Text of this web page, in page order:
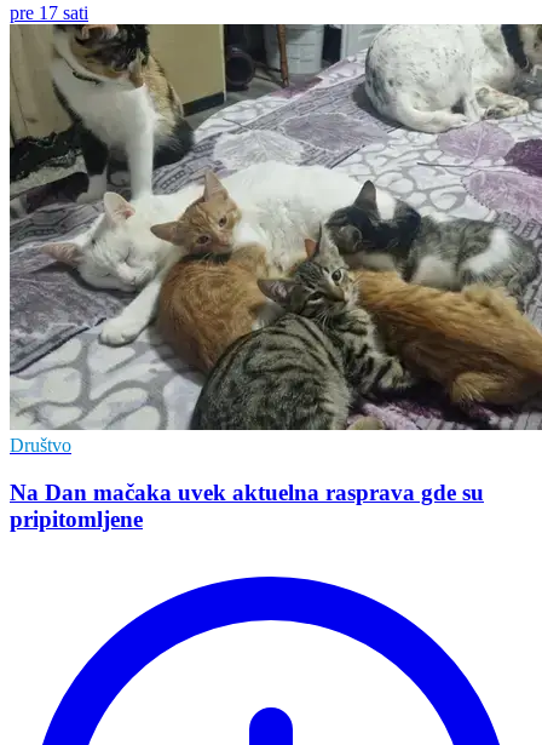
pre 17 sati
Društvo
Na Dan mačaka uvek aktuelna rasprava gde su
pripitomljene